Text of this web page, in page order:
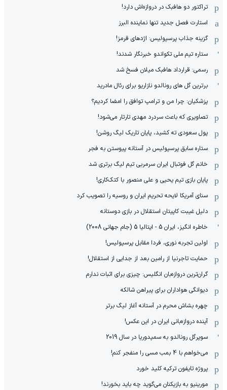
تراکتور دو هافبک در دروازه‌اش دارد!
استارت فصل جدید تنها نماینده البرز
گزینه جذاب پرسپولیس: اژدهای قرمز!
ستاره تیم ملی تکواندو خبرنگار شدند!
رسمی: قرارداد هافبک میلان فسخ شد
برترین گل های رونالدو نازاریو برای رئال مادرید
پزشکیان: چرا من و ترامپ توافق را امضا کردیم؟
تصاویری که باعث سردرد مهدی تارتار می‌شود!
پول سعودی ته کشید، پایان تاریک لیگ روشن!
ستاره سابق پرسپولیس در آستانه پیوستن به فجر
خانم گل فوتبال ایران سرمربی تیم لیگ برتری شد
پایان بازی تیم یحیی و علی منصور با کتک‌کاری!
سنای آمریکا لایحه تحریم ایران و روسیه را تصویب کرد
دلیل غیبت کاپیتان استقلال در بازی دوستانه
خاطره انگیز، ایران 5 - ایتالیا 5 (جام جهانی 2008)
اولین تجربه نوری، فردا مقابل پرسپولیس!
حمایت تاجرنیا از رامین بعد از جدایی از استقلال!
گران‌ترین دروازه‌بان انگلیس: چیزی برای اثبات ندارم
دیوانگی هواداران برای پیراهن شالکه
چهره بشاش محرم در آستانه آغاز لیگ برتر
آینده دروازه‌بانی ایران در این عکس!
سوپرگل رونالدو به سمپدوریا در سال 2019
می‌خواهم با 4 بمب مسی را منفجر کنم!
پروژه تایفون ترکیه کلید خورد
مورینیو به بازیکنان می‌گوید چه باید بخورند!